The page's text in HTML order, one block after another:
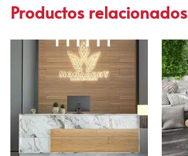
Productos relacionados